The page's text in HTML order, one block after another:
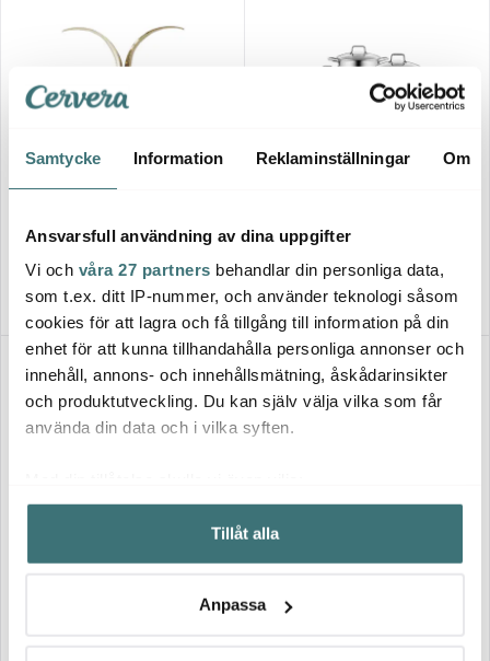
Samtycke Information Reklaminställningar Om
Ansvarsfull användning av dina uppgifter
Vi och våra 27 partners behandlar din personliga data,
som t.ex. ditt IP-nummer, och använder teknologi såsom
cookies för att lagra och få tillgång till information på din
enhet för att kunna tillhandahålla personliga annonser och
innehåll, annons- och innehållsmätning, åskådarinsikter
och produktutveckling. Du kan själv välja vilka som får
använda din data och i vilka syften.
Samla in information om din geografiska plats som
kan ha en noggrannhet på upp till flera meter
Identifiera din enhet genom att aktivt skanna den för
Ta reda på mer om hur dina personliga uppgifter
Tillåt alla
Anpassa
Skultuna Ljusstake Liljan 12,5
cm Mässing
1250 kr
Wmf
1840 kr 4599 kr
Wmf
Profi Resist Stekpanna 28 cm
55%
Superklipp
vakuummaskin & tillbehör
silver